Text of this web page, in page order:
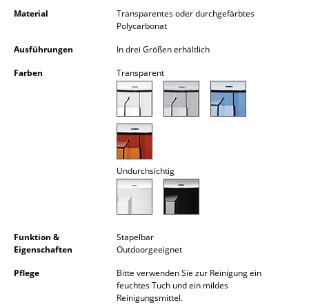
Schreibtischleuchten
Stehleuchten & Leseleuchten
Outdoor-Leuchten
Doppelbetten
Material
Transparentes oder durchgefärbtes
Polycarbonat
Ausführungen
In drei Größen erhältlich
Farben
Transparent
Undurchsichtig
Funktion &
Eigenschaften
Stapelbar
Outdoorgeeignet
Pflege
Bitte verwenden Sie zur Reinigung ein
feuchtes Tuch und ein mildes
Reinigungsmittel.